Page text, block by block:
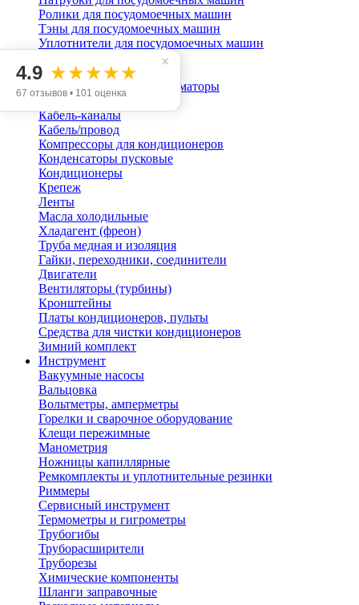
Ролики для посудомоечных машин
Тэны для посудомоечных машин
Уплотнители для посудомоечных машин
Кондиционирование
Блоки питания, трансформаторы
Датчики
Кабель-каналы
Кабель/провод
Компрессоры для кондиционеров
Конденсаторы пусковые
Кондиционеры
Крепеж
Ленты
Масла холодильные
Хладагент (фреон)
Труба медная и изоляция
Гайки, переходники, соединители
Двигатели
Вентиляторы (турбины)
Кронштейны
Платы кондиционеров, пульты
Средства для чистки кондиционеров
Зимний комплект
Инструмент
Вакуумные насосы
Вальцовка
Вольтметры, амперметры
Горелки и сварочное оборудование
Клещи пережимные
Манометрия
Ножницы капиллярные
Ремкомплекты и уплотнительные резинки
Риммеры
Сервисный инструмент
Термометры и гигрометры
Трубогибы
Труборасширители
Труборезы
Химические компоненты
Шланги заправочные
×
4.9 ★★★★★
67 отзывов • 101 оценка